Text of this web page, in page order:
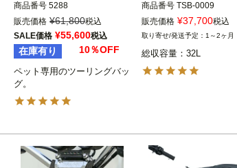
商品番号5288
kuryakyn（クリアキン）
販売価格 ¥61,800税込
SALE価格 ¥55,600税込
在庫有り 10％OFF
ペット専用のツーリングバッ
グ。
商品番号 TSB-0009
Thrashin Supply（スラッ
サプライ）
販売価格 ¥37,700税込
1～2ヶ月
総収容量：32L